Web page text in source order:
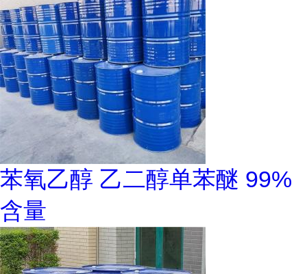
苯氧乙醇 乙二醇单苯醚 99%
含量